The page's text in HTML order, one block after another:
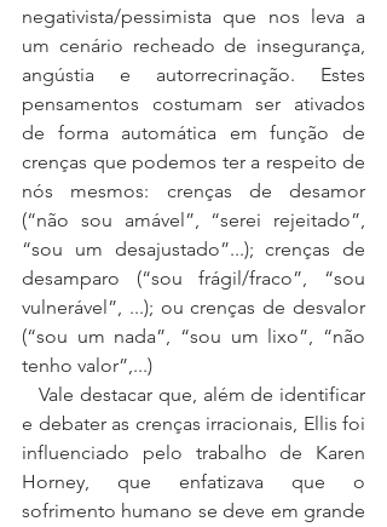
negativista/pessimista que nos leva a
um cenário recheado de insegurança,
angústia e autorrecrinação. Estes
pensamentos costumam ser ativados
de forma automática em função de
crenças que podemos ter a respeito de
nós mesmos: crenças de desamor
(“não sou amável”, “serei rejeitado”,
“sou um desajustado”...); crenças de
desamparo (“sou frágil/fraco”, “sou
vulnerável”, ...); ou crenças de desvalor
(“sou um nada”, “sou um lixo”, “não
tenho valor”,...)
   Vale destacar que, além de identificar
e debater as crenças irracionais, Ellis foi
influenciado pelo trabalho de Karen
Horney, que enfatizava que o
sofrimento humano se deve em grande